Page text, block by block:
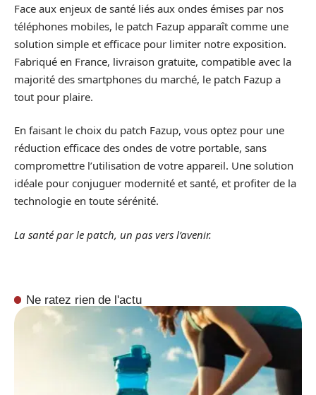
Face aux enjeux de santé liés aux ondes émises par nos
téléphones mobiles, le patch Fazup apparaît comme une
solution simple et efficace pour limiter notre exposition.
Fabriqué en France, livraison gratuite, compatible avec la
majorité des smartphones du marché, le patch Fazup a
tout pour plaire.
En faisant le choix du patch Fazup, vous optez pour une
réduction efficace des ondes de votre portable, sans
compromettre l’utilisation de votre appareil. Une solution
idéale pour conjuguer modernité et santé, et profiter de la
technologie en toute sérénité.
La santé par le patch, un pas vers l’avenir.
Ne ratez rien de l'actu